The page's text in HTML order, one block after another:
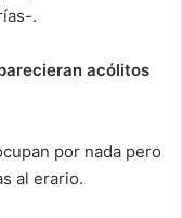
.
acólitos
por nada pero
al erario.